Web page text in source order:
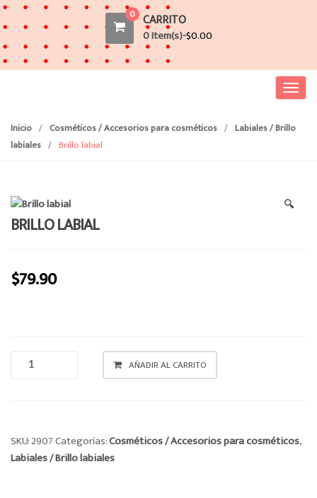
0 CARRITO
0 Item(s)-$0.00
T
g
a
Inicio / Cosméticos / Accesorios para cosméticos / Labiales / Brillo
labiales / Brillo labial
🔍
BRILLO LABIAL
$79.90
BRILLO
LABIAL
AÑADIR AL CARRITO
SKU:2907Categorías:Cosméticos / Accesorios para cosméticos,
Labiales / Brillo labiales